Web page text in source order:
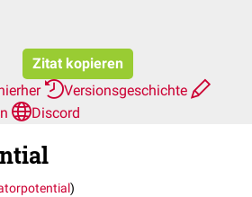
Zitat kopieren
Versionsgeschichte
Discord
)